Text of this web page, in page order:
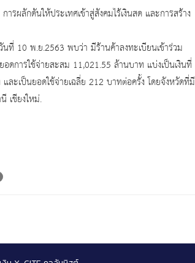
รผลักดันให้ประเทศเข้าสู่สังคมไร้เงินสด และการสร้าง
ที่ 10 พ.ย.2563 พบว่า มีร้านค้าลงทะเบียนเข้าร่วม
ดการใช้จ่ายสะสม 11,021.55 ล้านบาท แบ่งเป็นเงินที่
ะเป็นยอดใช้จ่ายเฉลี่ย 212 บาทต่อครั้ง โดยจังหวัดที่มี
เชียงใหม่.